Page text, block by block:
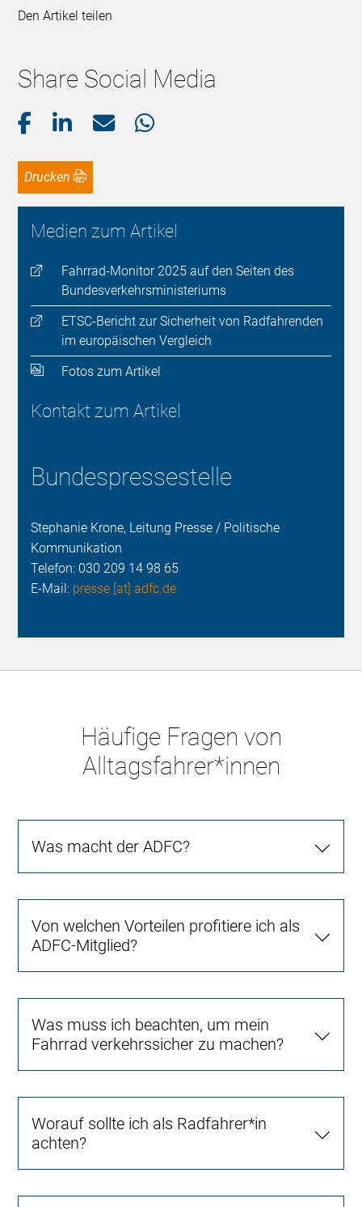
Den Artikel teilen
Share Social Media
Drucken
Medien zum Artikel
Fahrrad-Monitor 2025 auf den Seiten des
Bundesverkehrsministeriums
ETSC-Bericht zur Sicherheit von Radfahrenden
im europäischen Vergleich
Fotos zum Artikel
Kontakt zum Artikel
Bundespressestelle
Stephanie Krone, Leitung Presse / Politische
Kommunikation
Telefon: 030 209 14 98 65
E-Mail: presse [at] adfc.de
Häufige Fragen von
Alltagsfahrer*innen
Was macht der ADFC?
Von welchen Vorteilen profitiere ich als
ADFC-Mitglied?
Was muss ich beachten, um mein
Fahrrad verkehrssicher zu machen?
Worauf sollte ich als Radfahrer*in
achten?